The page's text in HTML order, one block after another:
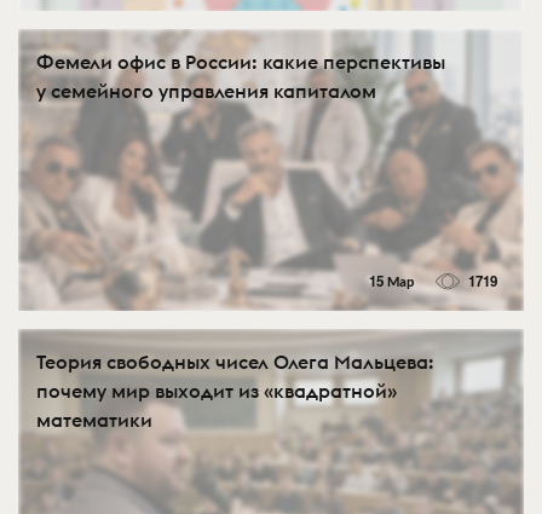
Фемели офис в России: какие перспективы
у семейного управления капиталом
15 Мар 1719
Теория свободных чисел Олега Мальцева:
почему мир выходит из «квадратной»
математики